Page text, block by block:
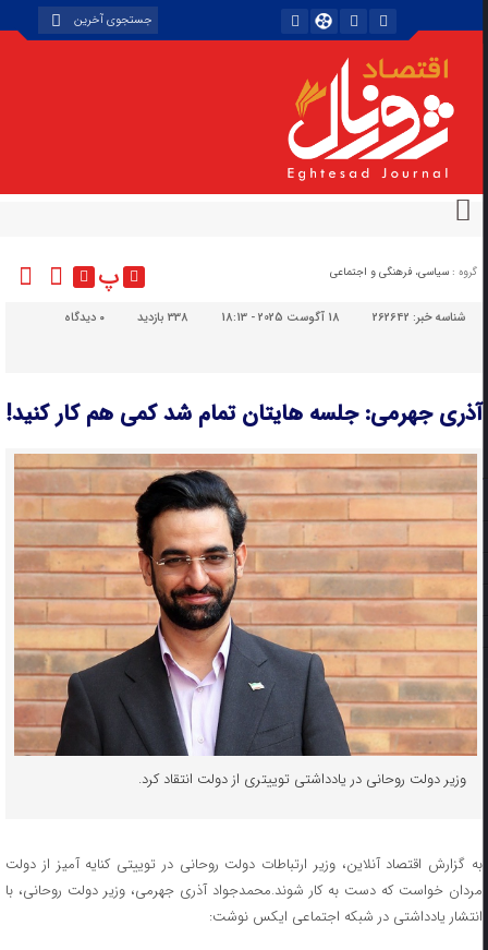
گروه : سیاسی، فرهنگی و اجتماعی پ
شناسه خبر:262642 18 آگوست 2025 - 18:13 338 بازدید دیدگاه
آذری جهرمی: جلسه هایتان تمام شد کمی هم کار کنید!
وزیر دولت روحانی در یادداشتی توییتری از دولت انتقاد کرد.
به گزارش اقتصاد آنلاین، وزیر ارتباطات دولت روحانی در توییتی کنایه آمیز از دولت
مردان خواست که دست به کار شوند.محمدجواد آذری جهرمی، وزیر دولت روحانی، با
انتشار یادداشتی در شبکه اجتماعی ایکس نوشت: